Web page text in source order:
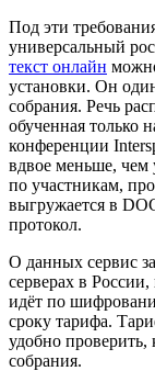
Под эти
универсальный
текст онлайн
установки. Он
собрания. Речь
обученная только
конференции
вдвое меньше, чем
по участникам,
выгружается в
протокол.
О данных сервис
серверах в
идёт по
сроку тарифа.
удобно проверить,
собрания.